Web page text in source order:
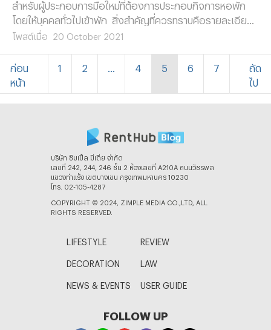
สำหรับผู้ประกอบการมือใหม่ที่ต้องการประกอบกิจการหอพัก
โดยให้บุคคลทั่วไปเข้าพัก สิ่งสำคัญที่ควรทราบคือรายละเอียด
ของ พ.ร.บ หอพัก ดังนั้นเราจึงรวบรวมรายละเอียดมาฝาก!
โพสต์เมื่อ 20 October 2021
ก่อน
หน้า
1 2 4 5 6 7
ถัด
ไป
บริษัท ซิมเปิ้ล มีเดีย จํากัด
เลขที่ 242, 244, 246 ชั้น 2 ห้องเลขที่ A210A ถนนวัชรพล
แขวงท่าแร้ง เขตบางเขน กรุงเทพมหานคร 10230
โทร. 02-105-4287
COPYRIGHT © 2024, ZIMPLE MEDIA CO.,LTD, ALL
RIGHTS RESERVED.
LIFESTYLE REVIEW
DECORATION LAW
NEWS & EVENTS USER GUIDE
FOLLOW UP